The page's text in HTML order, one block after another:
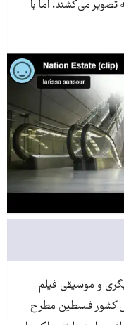
می‌کشند، اما با
و موسیقی فیلم
کشور فلسطین مطرح